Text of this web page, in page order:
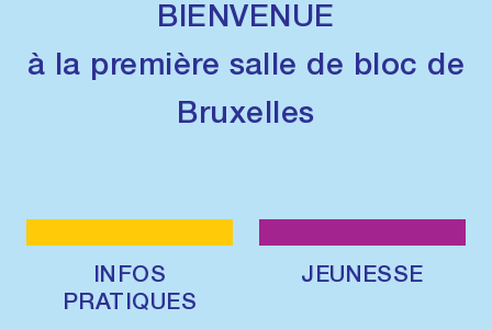
BIENVENUE
à la première salle de bloc de
Bruxelles
INFOS
PRATIQUES
JEUNESSE